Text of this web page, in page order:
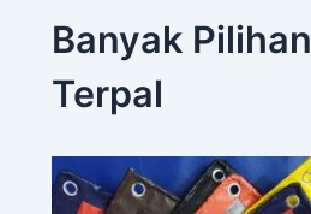
Banyak Pilihan
Terpal